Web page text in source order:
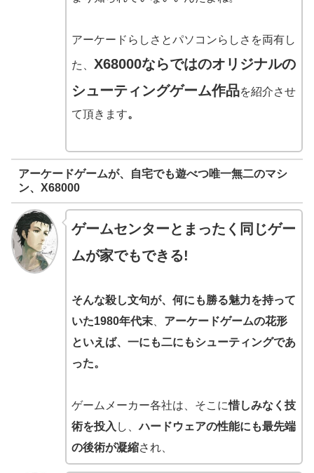
アーケードらしさとパソコンらしさを両有し
た、 X68000ならではのオリジナルの
シューティングゲーム作品を紹介させ
て頂きます。
アーケードゲームが、自宅でも遊べつ唯一無二のマシ
ン、X68000
ゲームセンターとまったく同じゲー
ムが家でもできる!
そんな殺し文句が、何にも勝る魅力を持って
いた1980年代末、 アーケードゲームの花形
といえば、一にも二にもシューティングであ
った。
ゲームメーカー各社は、そこに惜しみなく技
術を投入 し、ハードウェアの性能にも最先端
の後術が凝縮され、